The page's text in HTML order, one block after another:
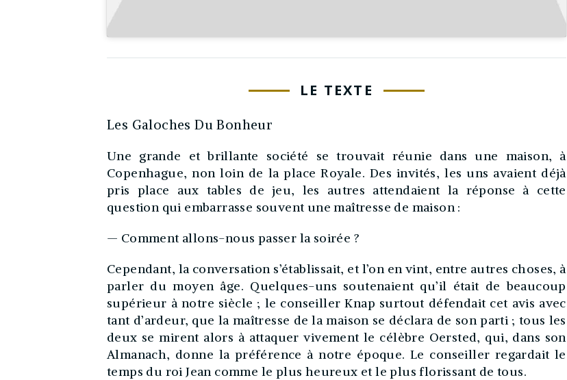
LE TEXTE
Les Galoches Du Bonheur
Une grande et brillante société se trouvait réunie dans une maison, à
Copenhague, non loin de la place Royale. Des invités, les uns avaient déjà
pris place aux tables de jeu, les autres attendaient la réponse à cette
question qui embarrasse souvent une maîtresse de maison :
— Comment allons-nous passer la soirée ?
Cependant, la conversation s’établissait, et l’on en vint, entre autres choses, à
parler du moyen âge. Quelques-uns soutenaient qu’il était de beaucoup
supérieur à notre siècle ; le conseiller Knap surtout défendait cet avis avec
tant d’ardeur, que la maîtresse de la maison se déclara de son parti ; tous les
deux se mirent alors à attaquer vivement le célèbre Oersted, qui, dans son
Almanach, donne la préférence à notre époque. Le conseiller regardait le
temps du roi Jean comme le plus heureux et le plus florissant de tous.